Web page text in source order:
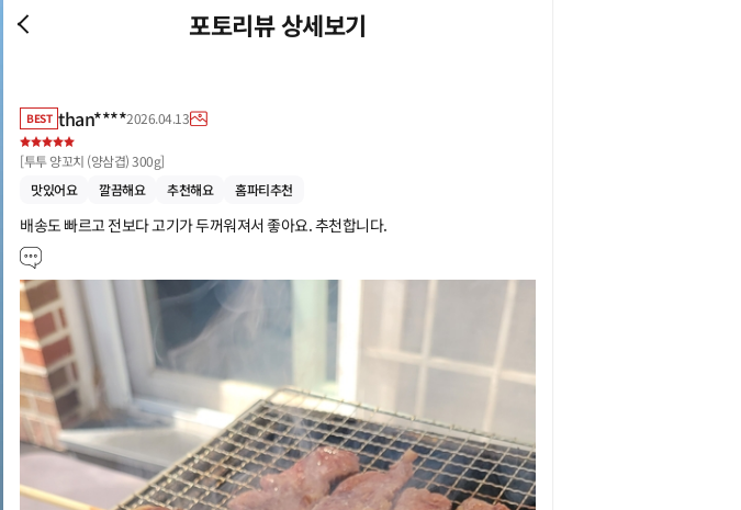
포토리뷰 상세보기
BEST than****2026.04.13
[투투 양꼬치 (양삼겹) 300g]
맛있어요
깔끔해요 추천해요 홈파티추천
배송도 빠르고 전보다 고기가 두꺼워져서 좋아요. 추천합니다.